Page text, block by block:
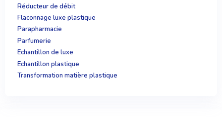
Réducteur de débit
Flaconnage luxe plastique
Parapharmacie
Parfumerie
Echantillon de luxe
Echantillon plastique
Transformation matière plastique